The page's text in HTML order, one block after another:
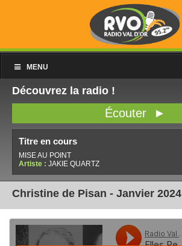
MENU
Découvrez la radio !
Écouter ►
Titre en cours
MISE AU POINT
Artiste : JAKIE QUARTZ
Christine de Pisan - Janvier 2024